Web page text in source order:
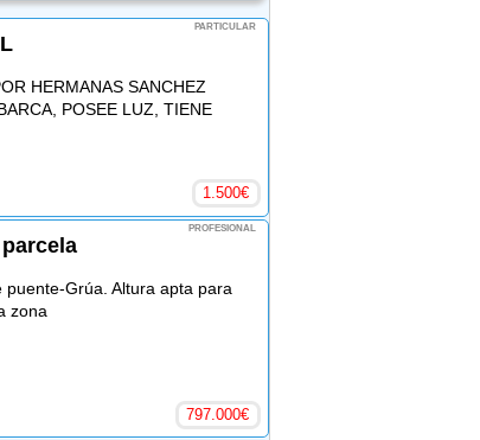
PARTICULAR
HERMANAS SANCHEZ
POSEE LUZ, TIENE
1.500€
PROFESIONAL
parcela
Grúa. Altura apta para
zona
797.000€